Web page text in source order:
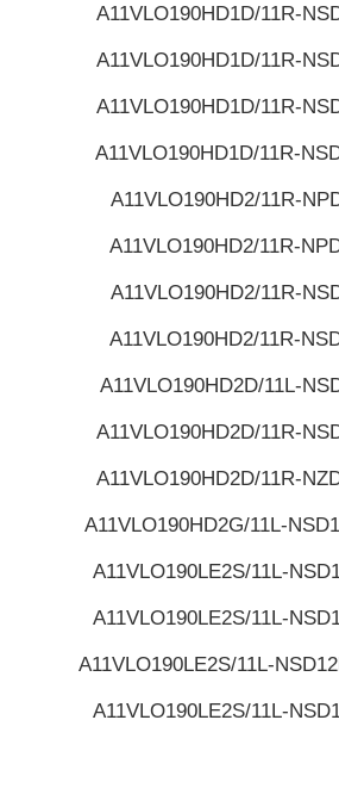
A11VLO190HD1D/11R-
A11VLO190HD1D/11R-
A11VLO190HD1D/11R-
A11VLO190HD1D/11R-
A11VLO190HD2/11R-
A11VLO190HD2/11R-
A11VLO190HD2/11R-
A11VLO190HD2/11R-
A11VLO190HD2D/11L-
A11VLO190HD2D/11R-
A11VLO190HD2D/11R-
A11VLO190HD2G/11L-
A11VLO190LE2S/11L-
A11VLO190LE2S/11L-
A11VLO190LE2S/11L-
A11VLO190LE2S/11L-